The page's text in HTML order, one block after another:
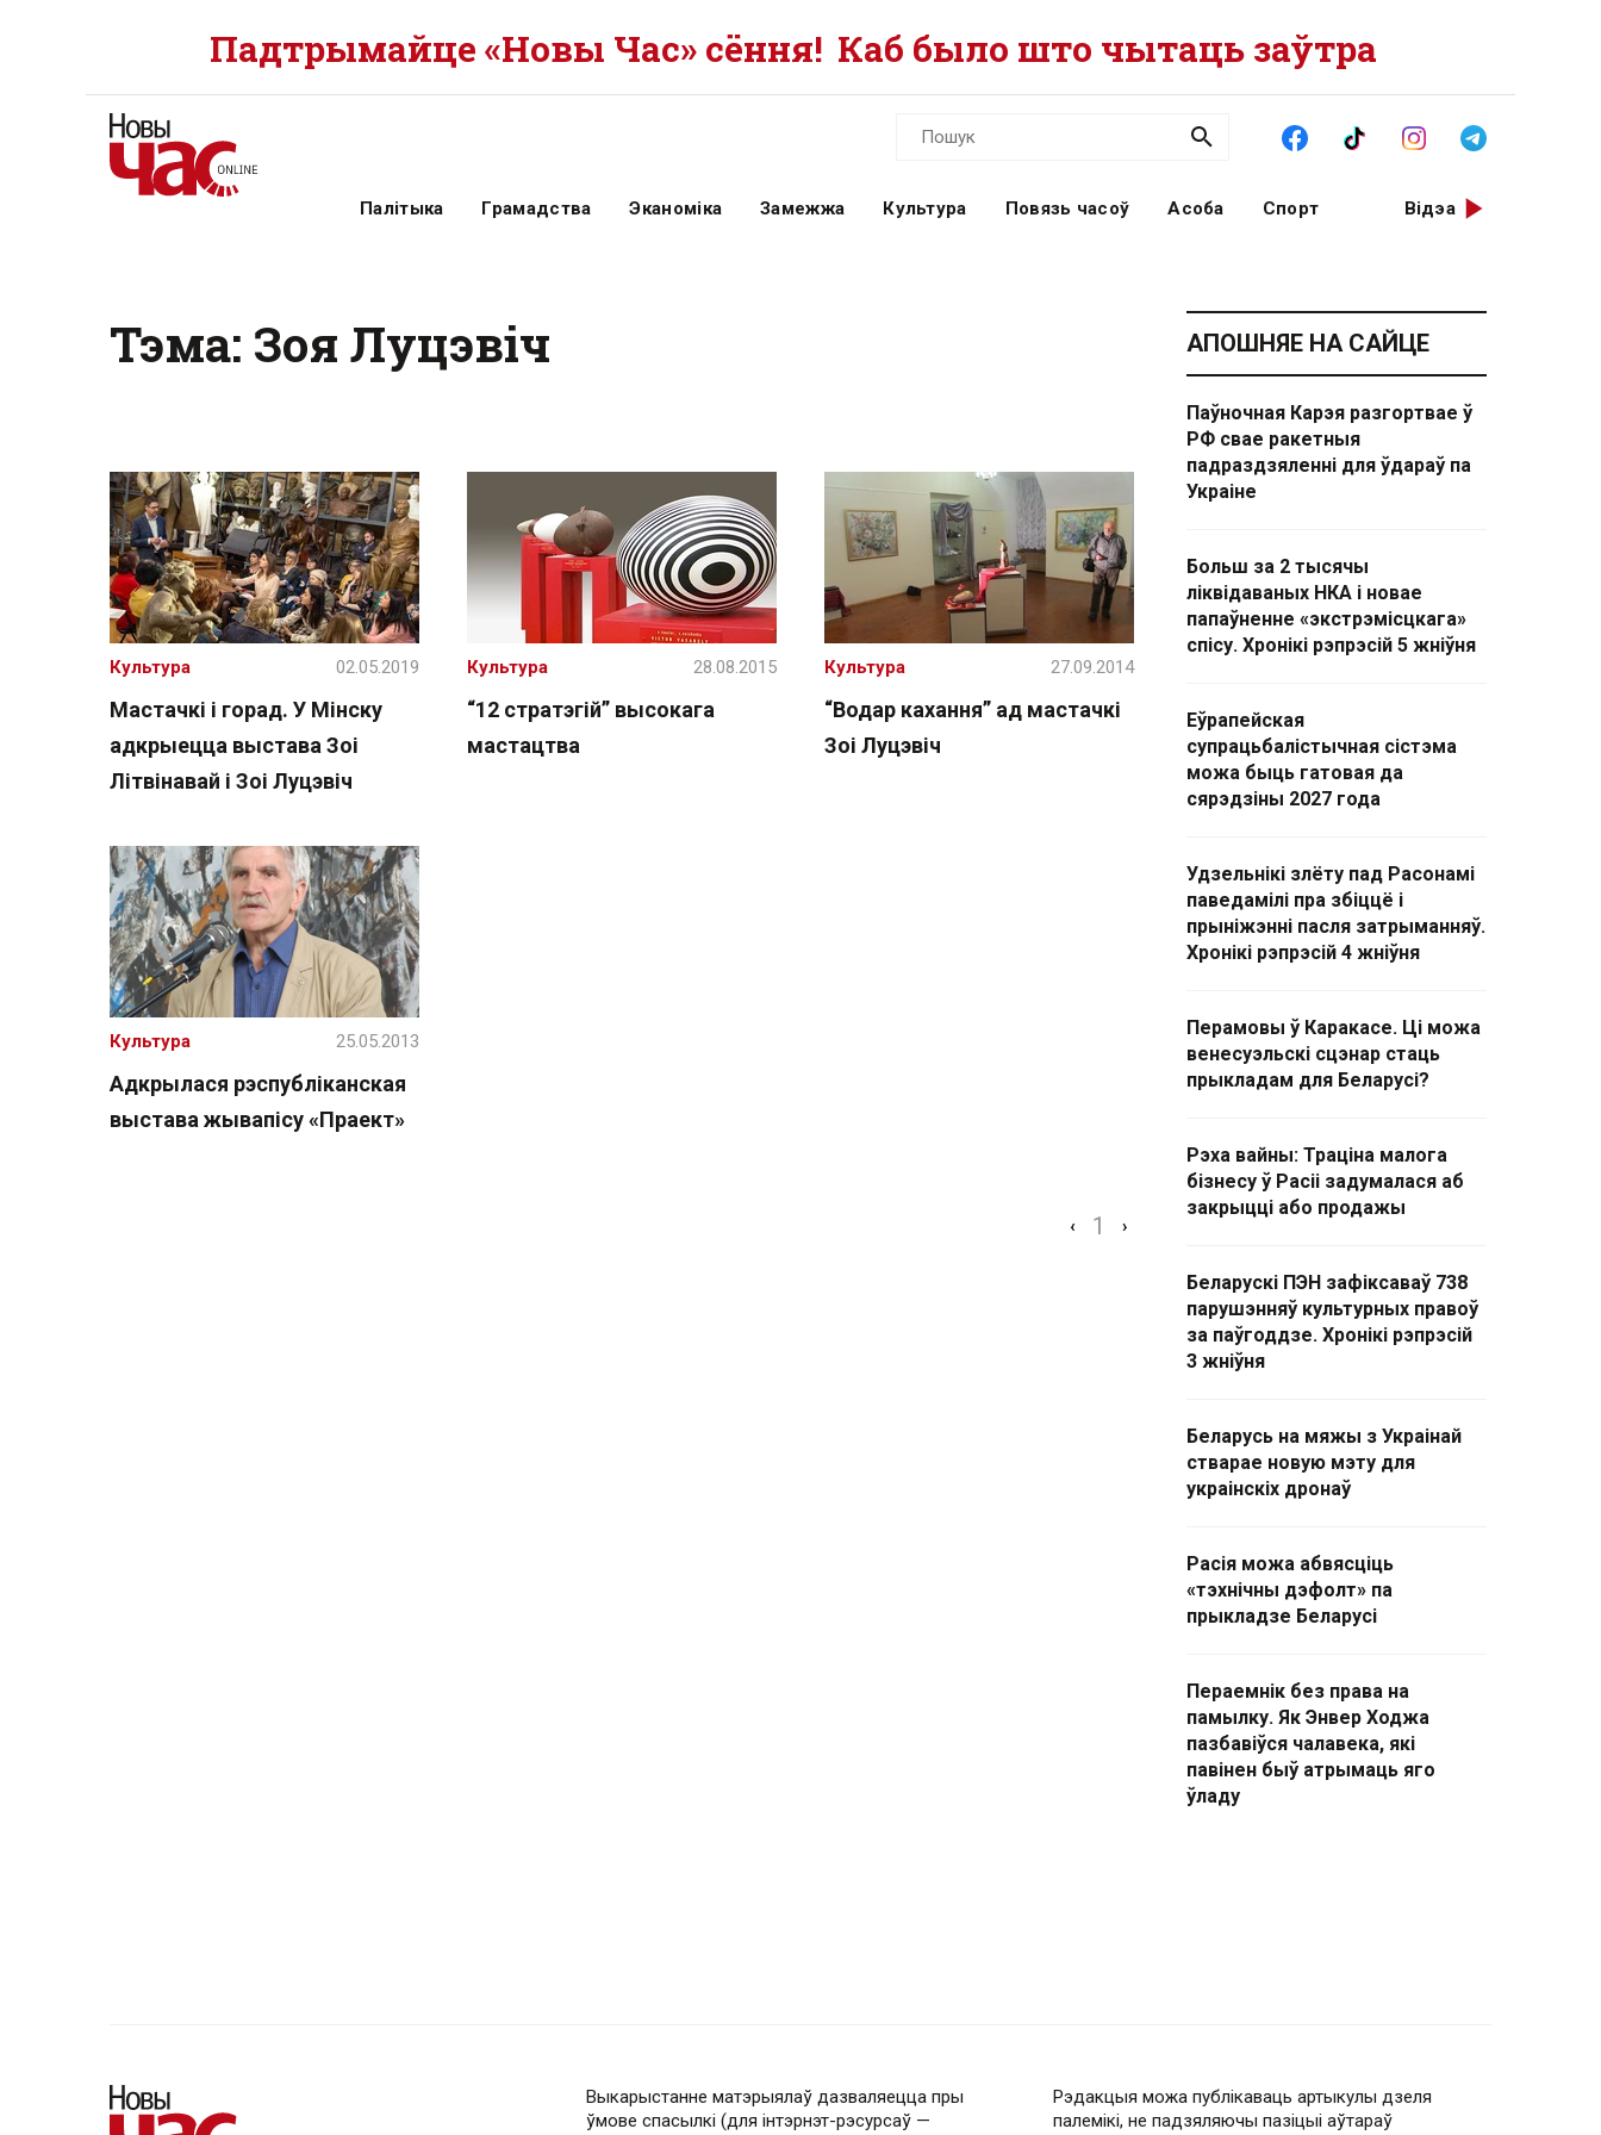
Падтрымайце «Новы Час» сёння! Каб было што чытаць заўтра
Палітыка Грамадства Эканоміка Замежжа Культура Повязь часоў Асоба Спорт Відэа
Тэма: Зоя Луцэвіч
Мастачкі і горад. У Мінску
адкрыецца выстава Зоі
Літвінавай і Зоі Луцэвіч
Культура 02.05.2019
“12 стратэгій” высокага
мастацтва
Культура 28.08.2015
“Водар кахання” ад мастачкі
Зоі Луцэвіч
Культура 27.09.2014
Адкрылася рэспубліканская
выстава жывапісу «Праект»
Культура 25.05.2013
‹ 1 ›
АПОШНЯЕ НА САЙЦЕ
Паўночная Карэя разгортвае ў
РФ свае ракетныя
падраздзяленні для ўдараў па
Украіне
Больш за 2 тысячы
ліквідаваных НКА і новае
папаўненне «экстрэмісцкага»
спісу. Хронікі рэпрэсій 5 жніўня
Еўрапейская
супрацьбалістычная сістэма
можа быць гатовая да
сярэдзіны 2027 года
Удзельнікі злёту пад Расонамі
паведамілі пра збіццё і
прыніжэнні пасля затрыманняў.
Хронікі рэпрэсій 4 жніўня
Перамовы ў Каракасе. Ці можа
венесуэльскі сцэнар стаць
прыкладам для Беларусі?
Рэха вайны: Траціна малога
бізнесу ў Расіі задумалася аб
закрыцці або продажы
Беларускі ПЭН зафіксаваў 738
парушэнняў культурных правоў
за паўгоддзе. Хронікі рэпрэсій
3 жніўня
Беларусь на мяжы з Украінай
стварае новую мэту для
украінскіх дронаў
Расія можа абвясціць
«тэхнічны дэфолт» па
прыкладзе Беларусі
Пераемнік без права на
памылку. Як Энвер Ходжа
пазбавіўся чалавека, які
павінен быў атрымаць яго
ўладу
Выкарыстанне матэрыялаў дазваляецца пры
ўмове спасылкі (для інтэрнэт-рэсурсаў —
Рэдакцыя можа публікаваць артыкулы дзеля
палемікі, не падзяляючы пазіцыі аўтараў